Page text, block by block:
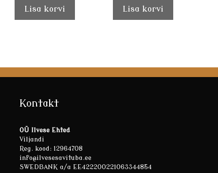
Lisa korvi Lisa korvi
Kontakt
OÜ Ilvese Ehted
Viljandi
Reg. kood: 12964708
info@ilvesesavituba.ee
SWEDBANK a/a EE422200221063344854